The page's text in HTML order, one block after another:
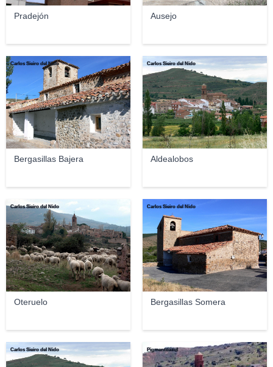
Pradejón Ausejo
Bergasillas Bajera
Carlos Sieiro del Nido
Aldealobos
Carlos Sieiro del Nido
Oteruelo
Carlos Sieiro del Nido
Bergasillas Somera
Carlos Sieiro del Nido
Carlos Sieiro del Nido Pigmentoazul